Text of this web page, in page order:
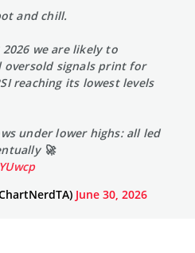
and chill.
we are likely to
oversold signals print for
reaching its lowest levels
under lower highs: all led
🚀
June 30, 2026